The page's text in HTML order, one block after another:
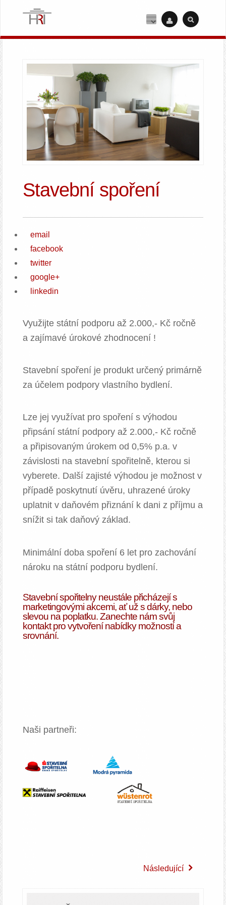
Stavební spoření
email
facebook
twitter
google+
linkedin
Využijte státní podporu až 2.000,- Kč ročně
a zajímavé úrokové zhodnocení !
Stavební spoření je produkt určený primárně
za účelem podpory vlastního bydlení.
Lze jej využívat pro spoření s výhodou
připsání státní podpory až 2.000,- Kč ročně
a připisovaným úrokem od 0,5% p.a. v
závislosti na stavební spořitelně, kterou si
vyberete. Další zajisté výhodou je možnost v
případě poskytnutí úvěru, uhrazené úroky
uplatnit v daňovém přiznání k dani z příjmu a
snížit si tak daňový základ.
Minimální doba spoření 6 let pro zachování
nároku na státní podporu bydlení.
Stavební spořitelny neustále přicházejí s
marketingovými akcemi, ať už s dárky, nebo
slevou na poplatku. Zanechte nám svůj
kontakt pro vytvoření nabídky možností a
srovnání.
Naši partneři:
Následující